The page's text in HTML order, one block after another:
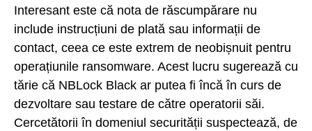
Interesant este că nota de răscumpărare nu
include instrucțiuni de plată sau informații de
contact, ceea ce este extrem de neobișnuit pentru
operațiunile ransomware. Acest lucru sugerează cu
tărie că NBLock Black ar putea fi încă în curs de
dezvoltare sau testare de către operatorii săi.
Cercetătorii în domeniul securității suspectează, de